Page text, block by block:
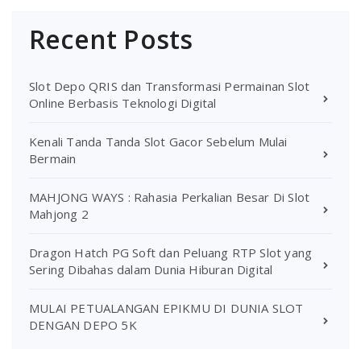
Recent Posts
Slot Depo QRIS dan Transformasi Permainan Slot
Online Berbasis Teknologi Digital
Kenali Tanda Tanda Slot Gacor Sebelum Mulai
Bermain
MAHJONG WAYS : Rahasia Perkalian Besar Di Slot
Mahjong 2
Dragon Hatch PG Soft dan Peluang RTP Slot yang
Sering Dibahas dalam Dunia Hiburan Digital
MULAI PETUALANGAN EPIKMU DI DUNIA SLOT
DENGAN DEPO 5K